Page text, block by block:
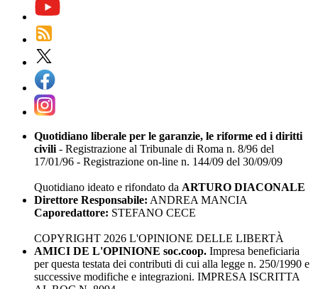
Quotidiano liberale per le garanzie, le riforme ed i diritti
civili - Registrazione al Tribunale di Roma n. 8/96 del
17/01/96 - Registrazione on-line n. 144/09 del 30/09/09
Quotidiano ideato e rifondato da ARTURO DIACONALE
Direttore Responsabile: ANDREA MANCIA
Caporedattore: STEFANO CECE
COPYRIGHT 2026 L'OPINIONE DELLE LIBERTÀ
AMICI DE L'OPINIONE soc.coop. Impresa beneficiaria
per questa testata dei contributi di cui alla legge n. 250/1990 e
successive modifiche e integrazioni. IMPRESA ISCRITTA